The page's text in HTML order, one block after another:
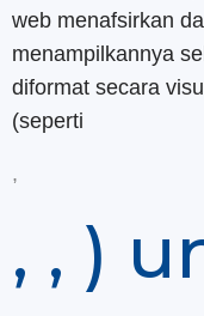
web menafsirkan
menampilkannya
diformat secara
(seperti
,
, , )